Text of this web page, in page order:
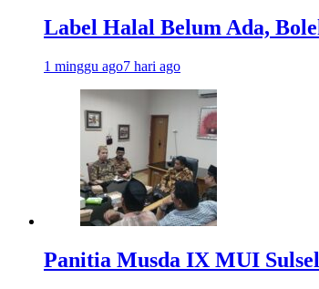
Label Halal Belum Ada,
1 minggu ago7 hari ago
Panitia Musda IX MUI